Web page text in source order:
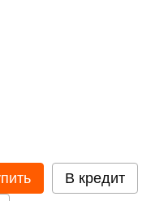
В кредит